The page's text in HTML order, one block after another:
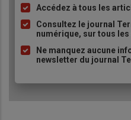
Liste
à
puce
Accédez à tous les
Consultez le journal
numérique, sur tous
Ne manquez aucune
newsletter du journal